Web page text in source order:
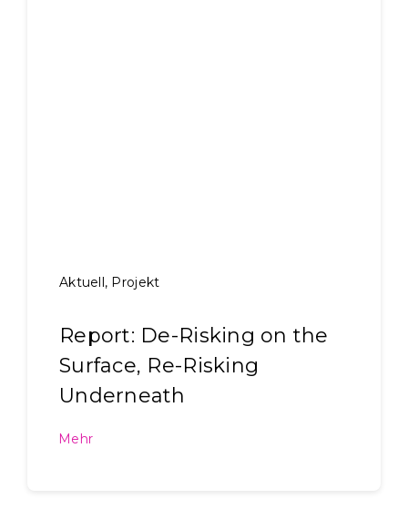
Aktuell , Projekt
Report: De-Risking on the
Surface, Re-Risking
Underneath
Mehr